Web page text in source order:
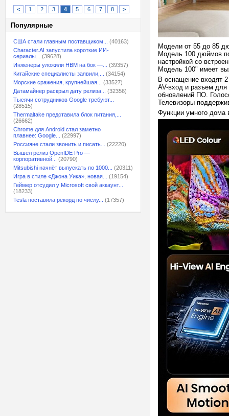
< 1 2 3 4 5 6 7 8 >
Популярные
США стали главным поставщиком...
(40163)
Character.AI запустила короткие ИИ-
сериалы...
(39628)
Инженеры уложили HBM на бок —...
(39357)
Китайские специалисты заявили,...
(34154)
Морские сражения, крупнейшая...
(33527)
Датамайнер раскрыл дату релиза...
(32356)
Тысячи сотрудников Google требуют...
(28515)
Thermaltake представила блок питания,...
(26662)
Chrome для Android стал заметно
плавнее: Google...
(22997)
Россияне стали звонить и писать...
(22220)
Вышел релиз OpenIDE Pro —
корпоративной...
(20790)
Mitsubishi начнёт выпускать по 1000...
(20311)
Игра в стиле «Джона Уика», новая...
(19154)
Геймер отсудил у Microsoft свой аккаунт...
(18233)
Tesla поставила рекорд по числу...
(17357)
Модели от 55 до 85
Модель 100 дюймов
настройкой со
Модель 100" имеет
В оснащение входят
AV-вход и разъем
обновлений ПО.
Телевизоры
Функции умного дома